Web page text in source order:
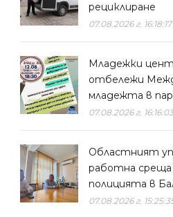
рециклиране
07.08.2026 г. 16:18:17
Младежки
отбележи
младежта в
07.08.2026 г.
Областният
работна среща
полицията в
07.08.2026 г.